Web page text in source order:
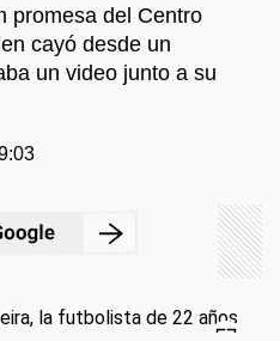
promesa del Centro
cayó desde un
un video junto a su